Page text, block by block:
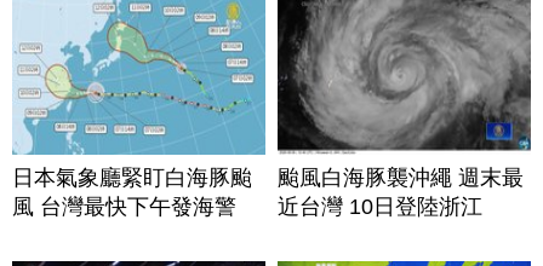
日本氣象廳緊盯白海豚颱
風 台灣最快下午發海警
颱風白海豚襲沖繩 週末最
近台灣 10日登陸浙江